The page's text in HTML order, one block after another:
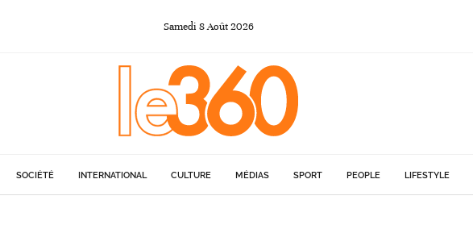
Samedi 8Août2026
SOCIÉTÉ INTERNATIONAL CULTURE MÉDIAS SPORT PEOPLE LIFESTYLE